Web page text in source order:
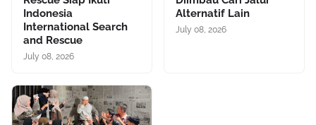
Indonesia
International Search
and Rescue
July 08, 2026
Alternatif Lain
July 08, 2026